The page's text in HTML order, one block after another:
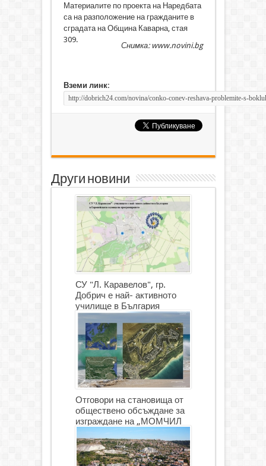
Материалите по проекта на Наредбата
са на разположение на гражданите в
сградата на Община Каварна, стая
309.
Снимка: www.novini.bg
Вземи линк:
Други новини
СУ "Л. Каравелов", гр.
Добрич е най- активното
училище в България
Отговори на становища от
обществено обсъждане за
изграждане на „МОМЧИЛ
ГОЛФ И ГОЛФ ИГРИЩЕ”